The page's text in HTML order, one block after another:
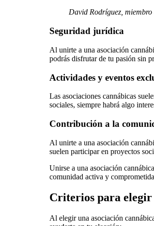
David Rodríguez,
Seguridad jurídica
Al unirte a una asociación
podrás disfrutar de tu pasión sin
Actividades y eventos
Las asociaciones cannábicas
sociales, siempre habrá algo
Contribución a la
Al unirte a una asociación
suelen participar en proyectos
Unirse a una asociación
comunidad activa y
Criterios para elegir
Al elegir una asociación